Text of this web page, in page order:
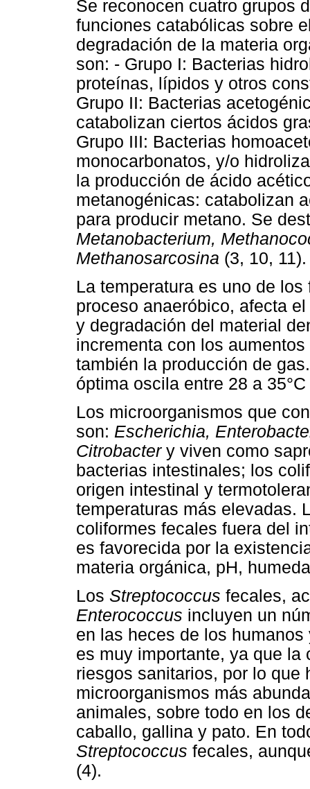
Se reconocen cuatro grupos
funciones catabólicas sobre
degradación de la materia
son: - Grupo I: Bacterias
proteínas, lípidos y otros
Grupo II: Bacterias
catabolizan ciertos ácidos
Grupo III: Bacterias
monocarbonatos, y/o
la producción de ácido
metanogénicas: catabolizan
para producir metano. Se
Metanobacterium,
Methanosarcosina (3, 10, 11).
La temperatura es uno de
proceso anaeróbico, afecta
y degradación del material
incrementa con los
también la producción de
óptima oscila entre 28 a 35°C
Los microorganismos que
son: Escherichia,
Citrobactery viven como
bacterias intestinales; los
origen intestinal y
temperaturas más elevadas.
coliformes fecales fuera del
es favorecida por la
materia orgánica, pH,
Los Streptococcus fecales,
Enterococcus incluyen un
en las heces de los
es muy importante, ya que
riesgos sanitarios, por lo que
microorganismos más
animales, sobre todo en los
caballo, gallina y pato. En
Streptococcus fecales,
(4).